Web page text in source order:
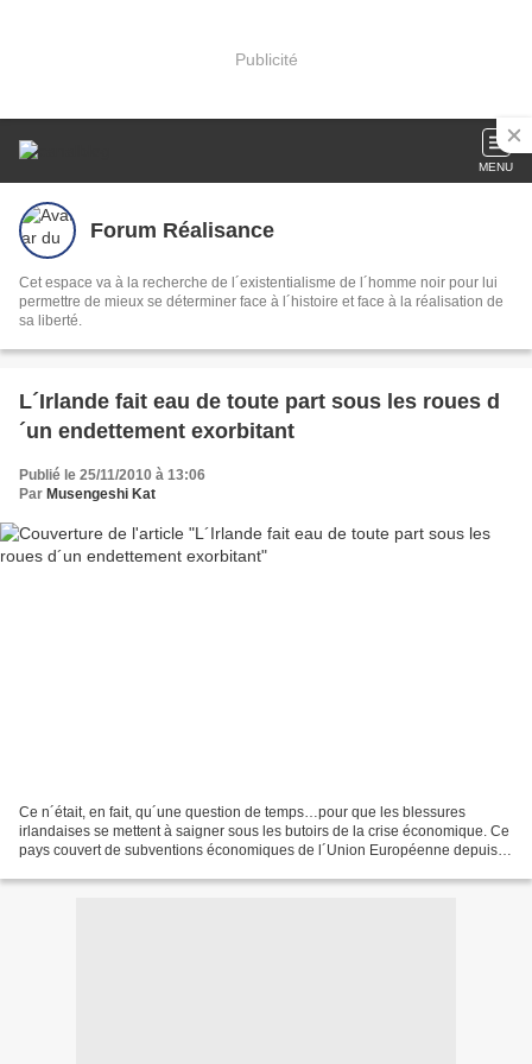
Publicité
MENU
Forum Réalisance
Cet espace va à la recherche de l´existentialisme de l´homme noir pour lui
permettre de mieux se déterminer face à l´histoire et face à la réalisation de
sa liberté.
L´Irlande fait eau de toute part sous les roues d
´un endettement exorbitant
Publié le 25/11/2010 à 13:06
Par Musengeshi Kat
Ce n´était, en fait, qu´une question de temps…pour que les blessures
irlandaises se mettent à saigner sous les butoirs de la crise économique. Ce
pays couvert de subventions économiques de l´Union Européenne depuis